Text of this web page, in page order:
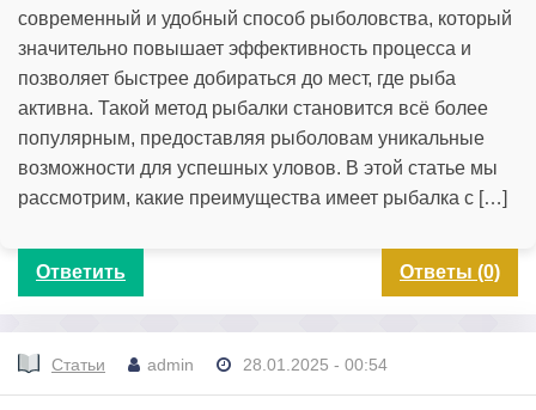
современный и удобный способ рыболовства, который
значительно повышает эффективность процесса и
позволяет быстрее добираться до мест, где рыба
активна. Такой метод рыбалки становится всё более
популярным, предоставляя рыболовам уникальные
возможности для успешных уловов. В этой статье мы
рассмотрим, какие преимущества имеет рыбалка с […]
Ответить Ответы (0)
Статьи admin 28.01.2025 - 00:54